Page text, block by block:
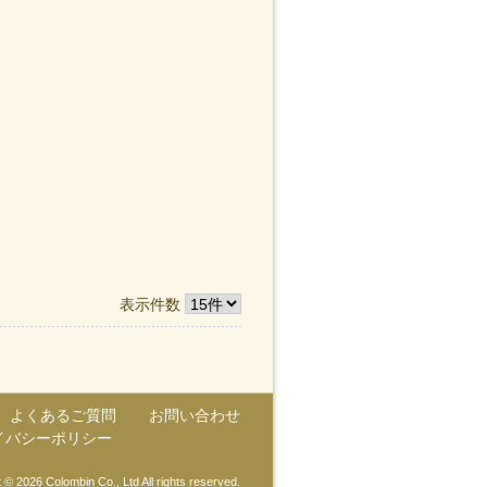
表示件数
よくあるご質問
お問い合わせ
バシーポリシー
© 2026 Colombin Co., Ltd All rights reserved.